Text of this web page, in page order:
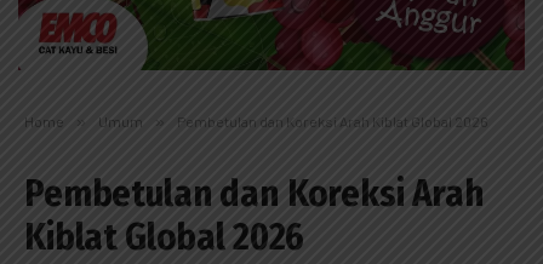
Home » Umum » Pembetulan dan Koreksi Arah Kiblat Global 2026
Pembetulan dan Koreksi Arah
Kiblat Global 2026